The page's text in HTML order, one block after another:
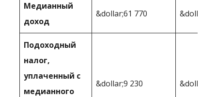
Медианный
доход
&dollar;61 770
Подоходный
налог,
уплаченный с
медианного
&dollar;9 230 &dollar;6